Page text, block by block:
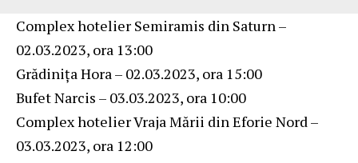
Complex hotelier Semiramis din Saturn –
02.03.2023, ora 13:00
Grădinița Hora – 02.03.2023, ora 15:00
Bufet Narcis – 03.03.2023, ora 10:00
Complex hotelier Vraja Mării din Eforie Nord –
03.03.2023, ora 12:00